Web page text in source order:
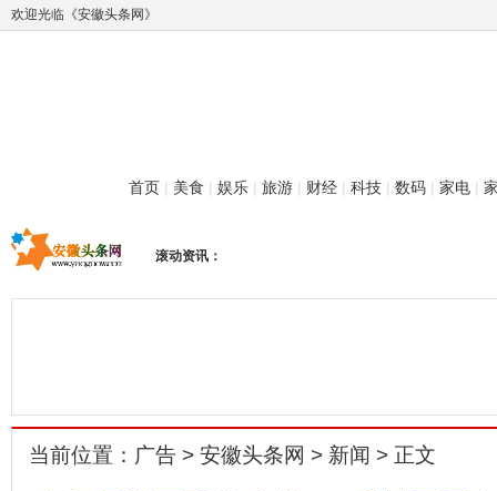
欢迎光临《安徽头条网》
首页 | 美食 | 娱乐 | 旅游 | 财经 | 科技 | 数码 | 家电 |
滚动资讯：
当前位置： 广告 > 安徽头条网 > 新闻 > 正文